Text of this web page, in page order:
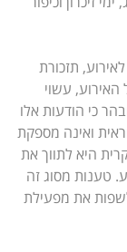
תזכורת
האירוע, עשוי
כי הודעות אלו
ואינה מספקת
היא לתווך את
טענות מסוג זה
את מפעילת